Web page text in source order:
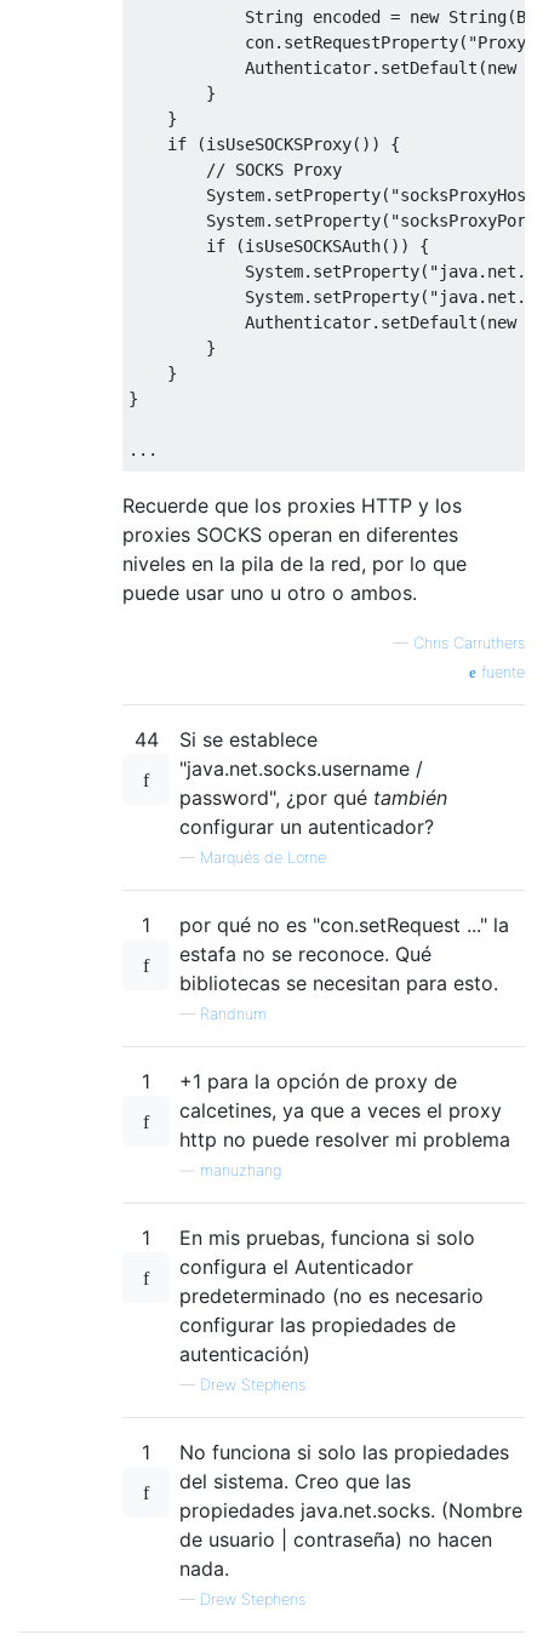
String encoded = new String(
            con
. setRequestProperty(
Authenticator. setDefault (new
}
}
if
(isUseSOCKSProxy())
{
// SOCKS Proxy
System. setProperty(
System. setProperty(
if
(isUseSOCKSAuth())
{
System. setProperty(
System. setProperty(
Authenticator. setDefault (new
}
}
}
...
public class ProxyAuth extends
private PasswordAuthentication
private ProxyAuth (String user,
        auth
= new PasswordAuthentication
PasswordAuthentication
return auth;
Recuerde que los proxies HTTP y los
proxies SOCKS operan en diferentes
niveles en la pila de la red, por lo que
puede usar uno u otro o ambos.
— Chris Carruthers
fuente
44
Si se establece
"java.net.socks.username /
password", ¿por qué también
configurar un autenticador?
— Marqués de Lorne
1
por qué no es "con.setRequest ..." la
estafa no se reconoce. Qué
bibliotecas se necesitan para esto.
— Randnum
1
+1 para la opción de proxy de
calcetines, ya que a veces el proxy
http no puede resolver mi problema
manuzhang
1
En mis pruebas, funciona si solo
configura el Autenticador
predeterminado (no es necesario
configurar las propiedades de
autenticación)
— Drew Stephens
1
No funciona si solo las propiedades
del sistema. Creo que las
propiedades java.net.socks. (Nombre
de usuario | contraseña) no hacen
nada.
— Drew Stephens